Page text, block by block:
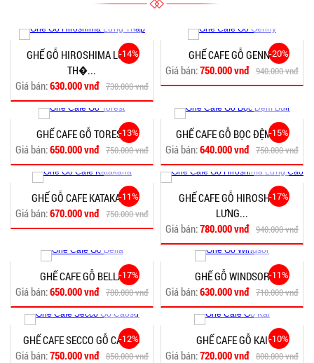
-14%
GHẾ GỖ HIROSHIMA LƯNG
TH�...
Giá bán:630.000 vnđ 730.000 vnđ
-20%
GHẾ CAFE GỖ GENNY
Giá bán:750.000 vnđ 940.000 vnđ
-13%
GHẾ CAFE GỖ TOREST
Giá bán:650.000 vnđ 750.000 vnđ
-15%
GHẾ CAFE GỖ BỌC ĐỆM B...
Giá bán:640.000 vnđ 750.000 vnđ
-11%
GHẾ GỖ CAFE KATAKANA
Giá bán:670.000 vnđ 750.000 vnđ
-17%
GHẾ CAFE GỖ HIROSHIMA
LƯNG...
Giá bán:780.000 vnđ 940.000 vnđ
-17%
GHẾ CAFE GỖ BELLA
Giá bán:650.000 vnđ 780.000 vnđ
-11%
GHẾ GỖ WINDSOR
Giá bán:630.000 vnđ 710.000 vnđ
-12%
GHẾ CAFE SECCO GỖ CAOSU
Giá bán:750.000 vnđ 850.000 vnđ
-10%
GHẾ CAFE GỖ KAI
Giá bán:720.000 vnđ 800.000 vnđ